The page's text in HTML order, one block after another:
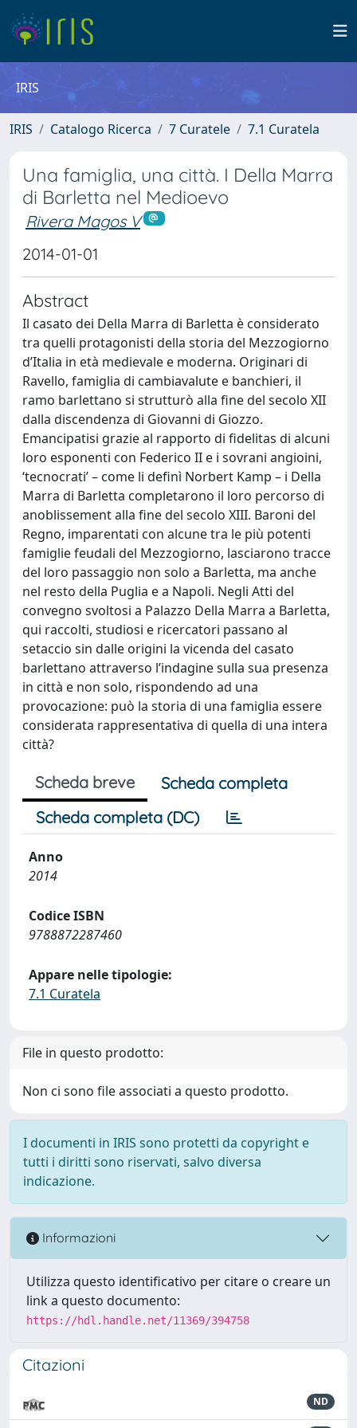
IRIS
IRIS Catalogo Ricerca 7 Curatele 7.1 Curatela
Una famiglia, una città. I Della Marra
di Barletta nel Medioevo
Rivera Magos V
2014-01-01
Abstract
Il casato dei Della Marra di Barletta è considerato
tra quelli protagonisti della storia del Mezzogiorno
d’Italia in età medievale e moderna. Originari di
Ravello, famiglia di cambiavalute e banchieri, il
ramo barlettano si strutturò alla fine del secolo XII
dalla discendenza di Giovanni di Giozzo.
Emancipatisi grazie al rapporto di fidelitas di alcuni
loro esponenti con Federico II e i sovrani angioini,
‘tecnocrati’ – come li definì Norbert Kamp – i Della
Marra di Barletta completarono il loro percorso di
anoblissement alla fine del secolo XIII. Baroni del
Regno, imparentati con alcune tra le più potenti
famiglie feudali del Mezzogiorno, lasciarono tracce
del loro passaggio non solo a Barletta, ma anche
nel resto della Puglia e a Napoli. Negli Atti del
convegno svoltosi a Palazzo Della Marra a Barletta,
qui raccolti, studiosi e ricercatori passano al
setaccio sin dalle origini la vicenda del casato
barlettano attraverso l’indagine sulla sua presenza
in città e non solo, rispondendo ad una
provocazione: può la storia di una famiglia essere
considerata rappresentativa di quella di una intera
città?
Scheda breve
Scheda completa
Scheda completa (DC)
Anno
2014
Codice ISBN
9788872287460
Appare nelle tipologie:
7.1 Curatela
File in questo prodotto:
Non ci sono file associati a questo prodotto.
I documenti in IRIS sono protetti da copyright e
tutti i diritti sono riservati, salvo diversa
indicazione.
Informazioni
Utilizza questo identificativo per citare o creare un
link a questo documento:
https://hdl.handle.net/11369/394758
Citazioni
ND